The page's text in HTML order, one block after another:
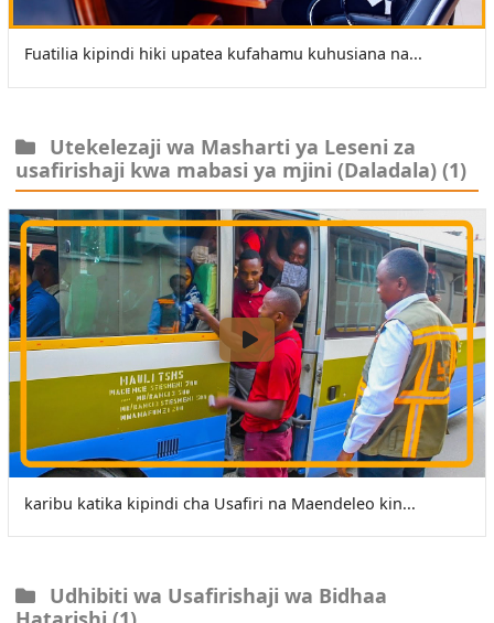
Fuatilia kipindi hiki upatea kufahamu kuhusiana na...
Utekelezaji wa Masharti ya Leseni za
usafirishaji kwa mabasi ya mjini (Daladala)(1)
karibu katika kipindi cha Usafiri na Maendeleo kin...
Udhibiti wa Usafirishaji wa Bidhaa